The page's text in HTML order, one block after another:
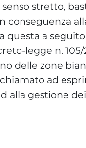
stretto,
conseguenza
questa a
legge n. 105/
delle zone
ad
alla gestione